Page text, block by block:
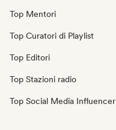
Top Mentori
Top Curatori di Playlist
Top Editori
Top Stazioni radio
Top Social Media Influencer